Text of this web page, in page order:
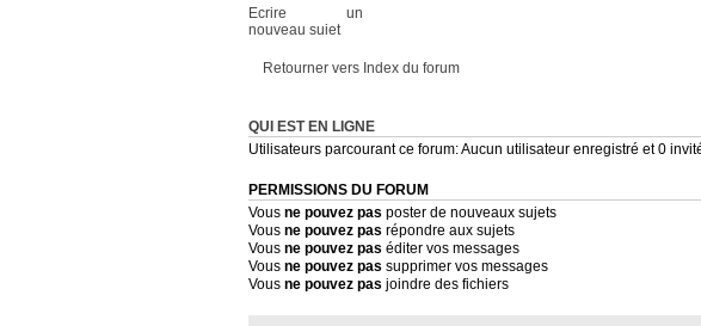
Ecrire un
nouveau sujet
Retourner vers Index du forum
QUI EST EN LIGNE
Utilisateurs parcourant ce forum: Aucun utilisateur enregistré et 0
PERMISSIONS DU FORUM
Vous ne pouvez pas poster de nouveaux sujets
Vous ne pouvez pas répondre aux sujets
Vous ne pouvez pas éditer vos messages
Vous ne pouvez pas supprimer vos messages
Vous ne pouvez pas joindre des fichiers